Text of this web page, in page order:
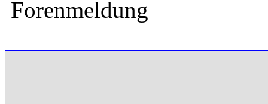
Forenmeldung